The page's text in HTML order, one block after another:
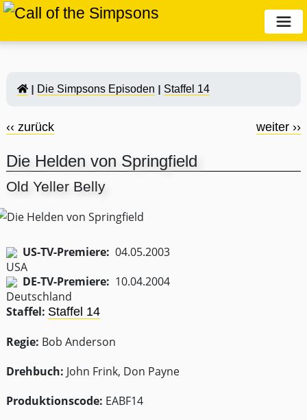
Die Simpsons Episoden Staffel 14
‹‹ zurück weiter ››
Die Helden von Springfield
Old Yeller Belly
US-TV-Premiere: 04.05.2003
DE-TV-Premiere: 10.04.2004
Staffel: Staffel 14
Regie: Bob Anderson
Drehbuch: John Frink, Don Payne
Produktionscode: EABF14